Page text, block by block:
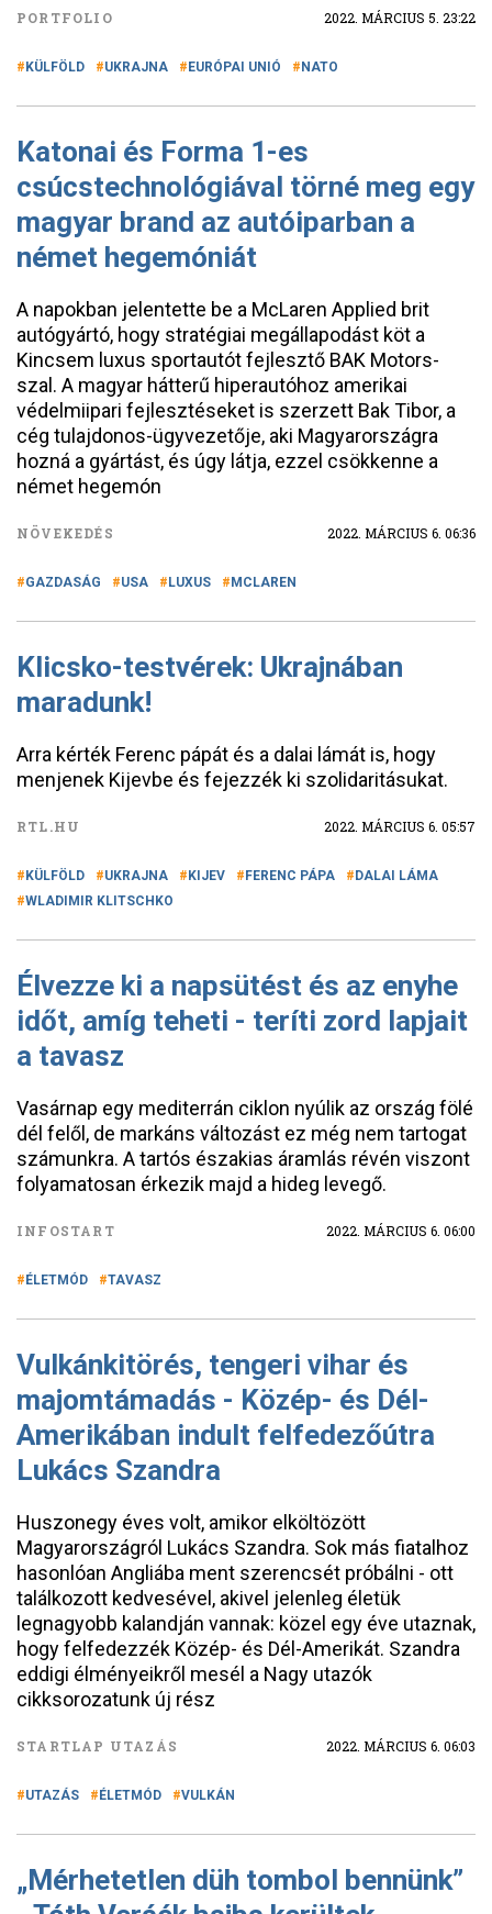
PORTFOLIO 2022. MÁRCIUS 5. 23:22
KÜLFÖLD UKRAJNA EURÓPAI UNIÓ NATO
Katonai és Forma 1-es
csúcstechnológiával törné meg egy
magyar brand az autóiparban a
német hegemóniát
A napokban jelentette be a McLaren Applied brit
autógyártó, hogy stratégiai megállapodást köt a
Kincsem luxus sportautót fejlesztő BAK Motors-
szal. A magyar hátterű hiperautóhoz amerikai
védelmiipari fejlesztéseket is szerzett Bak Tibor, a
cég tulajdonos-ügyvezetője, aki Magyarországra
hozná a gyártást, és úgy látja, ezzel csökkenne a
német hegemón
NÖVEKEDÉS 2022. MÁRCIUS 6. 06:36
GAZDASÁG USA LUXUS MCLAREN
Klicsko-testvérek: Ukrajnában
maradunk!
Arra kérték Ferenc pápát és a dalai lámát is, hogy
menjenek Kijevbe és fejezzék ki szolidaritásukat.
RTL.HU 2022. MÁRCIUS 6. 05:57
KÜLFÖLD UKRAJNA KIJEV FERENC PÁPA
DALAI LÁMA
WLADIMIR KLITSCHKO
Élvezze ki a napsütést és az enyhe
időt, amíg teheti - teríti zord lapjait
a tavasz
Vasárnap egy mediterrán ciklon nyúlik az ország fölé
dél felől, de markáns változást ez még nem tartogat
számunkra. A tartós északias áramlás révén viszont
folyamatosan érkezik majd a hideg levegő.
INFOSTART 2022. MÁRCIUS 6. 06:00
ÉLETMÓD TAVASZ
Vulkánkitörés, tengeri vihar és
majomtámadás - Közép- és Dél-
Amerikában indult felfedezőútra
Lukács Szandra
Huszonegy éves volt, amikor elköltözött
Magyarországról Lukács Szandra. Sok más fiatalhoz
hasonlóan Angliába ment szerencsét próbálni - ott
találkozott kedvesével, akivel jelenleg életük
legnagyobb kalandján vannak: közel egy éve utaznak,
hogy felfedezzék Közép- és Dél-Amerikát. Szandra
eddigi élményeikről mesél a Nagy utazók
cikksorozatunk új rész
STARTLAP UTAZÁS 2022. MÁRCIUS 6. 06:03
UTAZÁS ÉLETMÓD VULKÁN
„Mérhetetlen düh tombol bennünk”